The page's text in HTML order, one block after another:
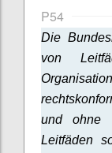
P54
Die
von
und ohne
Leitfäden